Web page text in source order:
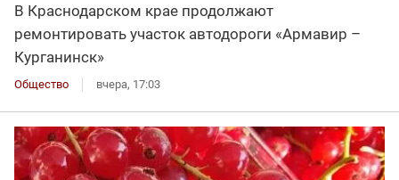
В Краснодарском крае продолжают
ремонтировать участок автодороги «Армавир –
Курганинск»
Общество вчера, 17:03